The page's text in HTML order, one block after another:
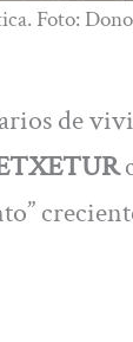
Foto:
de